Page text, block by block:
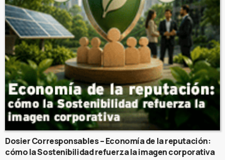
Dosier Corresponsables – Economía de la reputación:
cómo la Sostenibilidad refuerza la imagen corporativa